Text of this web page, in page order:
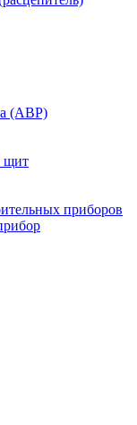
(АВР)
щит
приборов